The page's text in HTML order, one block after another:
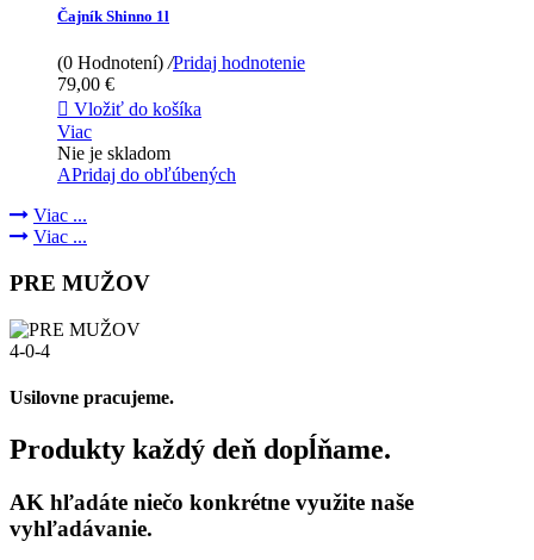
Čajník Shinno 1l
(0 Hodnotení) /Pridaj hodnotenie
79,00 €
 Vložiť do košíka
Viac
Nie je skladom
APridaj do obľúbených
Viac ...
Viac ...
PRE MUŽOV
4-0-4
Usilovne pracujeme.
Produkty každý deň dopĺňame.
AK hľadáte niečo konkrétne využite naše
vyhľadávanie.